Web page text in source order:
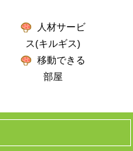
人材サービ
ス(キルギス)
移動できる
部屋